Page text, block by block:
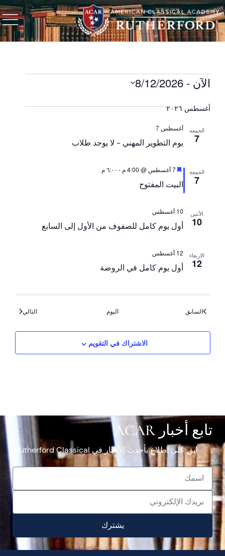
الآن -
8/12/2026
التاريخ.
أغسطس ٢٠٢٦
الجمعة
7 يوم التطوير المهني - لا يوجد طلاب
أغسطس 7
الجمعة
7 البيت المفتوح
مميز
7 أغسطس @ 4:00 م - ٦:٠٠ م
الأثنين
10 أول يوم كامل للصفوف من الأول إلى السابع
10 أغسطس
الاربعاء
12 أول يوم كامل في الروضة
12 أغسطس
السابق اليوم التاليالأحداث
الاشتراك في التقويم
تابع أخبار ACAR
ابق على اطلاع بأحدث الأخبار في Rutherford Classical.
يشترك